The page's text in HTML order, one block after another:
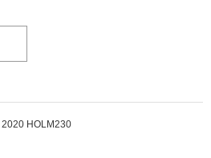
HOLM230